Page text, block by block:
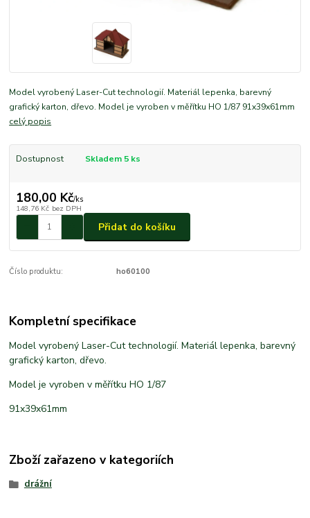
Model vyrobený Laser-Cut technologií. Materiál lepenka, barevný
grafický karton, dřevo. Model je vyroben v měřítku HO 1/87 91x39x61mm
celý popis
Dostupnost Skladem 5 ks
180,00 Kč/ks
148,76 Kč bez DPH
Přidat do košíku
Číslo produktu: ho60100
Kompletní specifikace
Model vyrobený Laser-Cut technologií. Materiál lepenka, barevný
grafický karton, dřevo.
Model je vyroben v měřítku HO 1/87
91x39x61mm
Zboží zařazeno v kategoriích
drážní